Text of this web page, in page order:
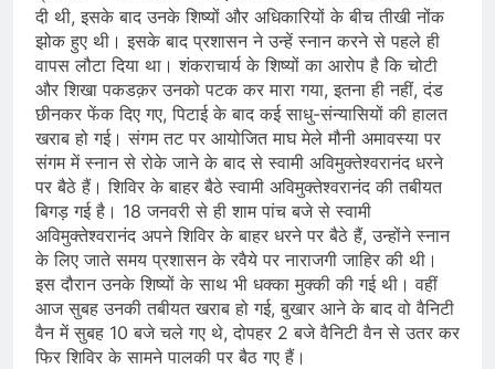
दी थी, इसके बाद उनके शिष्यों और अधिकारियों के बीच तीखी नोंक
झोक हुए थी। इसके बाद प्रशासन ने उन्हें स्नान करने से पहले ही
वापस लौटा दिया था। शंकराचार्य के शिष्यों का आरोप है कि चोटी
और शिखा पकडक़र उनको पटक कर मारा गया, इतना ही नहीं, दंड
छीनकर फेंक दिए गए, पिटाई के बाद कई साधु-संन्यासियों की हालत
खराब हो गई। संगम तट पर आयोजित माघ मेले मौनी अमावस्या पर
संगम में स्नान से रोके जाने के बाद से स्वामी अविमुक्तेश्वरानंद धरने
पर बैठे हैं। शिविर के बाहर बैठे स्वामी अविमुक्तेश्वरानंद की तबीयत
बिगड़ गई है। 18 जनवरी से ही शाम पांच बजे से स्वामी
अविमुक्तेश्वरानंद अपने शिविर के बाहर धरने पर बैठे हैं, उन्होंने स्नान
के लिए जाते समय प्रशासन के रवैये पर नाराजगी जाहिर की थी।
इस दौरान उनके शिष्यों के साथ भी धक्का मुक्की की गई थी। वहीं
आज सुबह उनकी तबीयत खराब हो गई, बुखार आने के बाद वो वैनिटी
वैन में सुबह 10 बजे चले गए थे, दोपहर 2 बजे वैनिटी वैन से उतर कर
फिर शिविर के सामने पालकी पर बैठ गए हैं।